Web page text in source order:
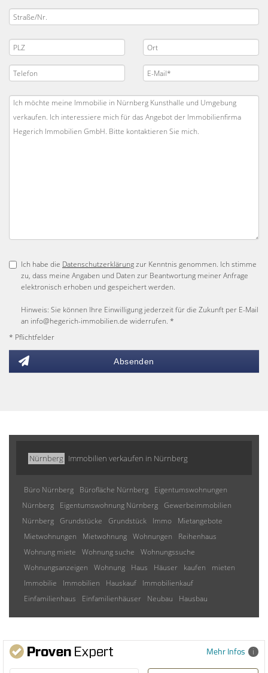
Ich habe die Datenschutzerklärungzur Kenntnis genommen. Ich stimme
zu, dass meine Angaben und Daten zur Beantwortung meiner Anfrage
elektronisch erhoben und gespeichert werden.
Hinweis: Sie können Ihre Einwilligung jederzeit für die Zukunft per E-Mail
an info@hegerich-immobilien.de widerrufen. *
* Pflichtfelder
Absenden
Nürnberg Immobilien verkaufen in Nürnberg
Büro Nürnberg Bürofläche Nürnberg
Eigentumswohnungen
Nürnberg
Eigentumswohnung Nürnberg Gewerbeimmobilien
Nürnberg Grundstücke Grundstück Immo
Mietangebote
Mietwohnungen
Mietwohnung Wohnungen
Reihenhaus
Wohnung miete
Wohnung suche
Wohnungssuche
Wohnungsanzeigen
Wohnung Haus Häuser kaufen
mieten
Immobilie
Immobilien Hauskauf
Immobilienkauf
Einfamilienhaus
Einfamilienhäuser Neubau Hausbau
Mehr Infos